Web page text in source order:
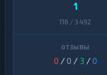
1
116 / 3 492
0 / 0 / 3 /0